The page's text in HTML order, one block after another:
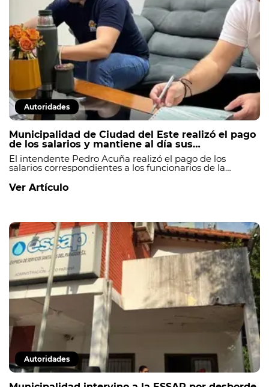
Autoridades
Municipalidad de Ciudad del Este realizó el pago
de los salarios y mantiene al día sus
compromisos financieros.
El intendente Pedro Acuña realizó el pago de los
salarios correspondientes a los funcionarios de la
el cumplimiento de las obligaciones financieras de la
institución._
Ver Artículo
Autoridades